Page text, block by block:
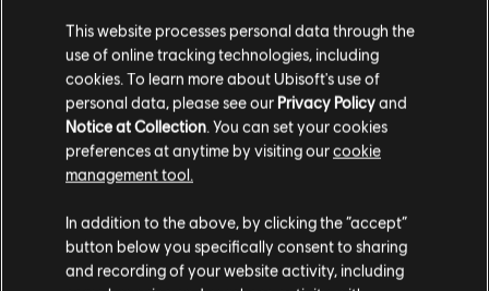
Um Jogador: Sim
© 2017 Ubisoft Entertainment. All Rights Reserved.
Assassin’s Creed, Ubisoft, and the Ubisoft logo are
trademarks of Ubisoft Entertainment in the U.S. and/or
DLC
Assassin's Creed Origins
Expansion II: The Curse of the Pharaohs
R$ 59,99
Horus Pack
R$ 20,99
Parece que você está no paísUnited States
Visite nossa Store local para fazer sua compra.
This website processes personal data through the
use of online tracking technologies, including
cookies. To learn more about Ubisoft's use of
personal data, please see our Privacy Policyand
Notice at Collection . You can set your cookies
preferences at anytime by visiting ourcookie
management tool.
In addition to the above, by clicking the “accept”
button below you specifically consent to sharing
and recording of your website activity, including